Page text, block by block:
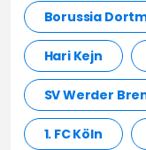
Borussia
Hari Kejn
SV Werder
1. FC Köln